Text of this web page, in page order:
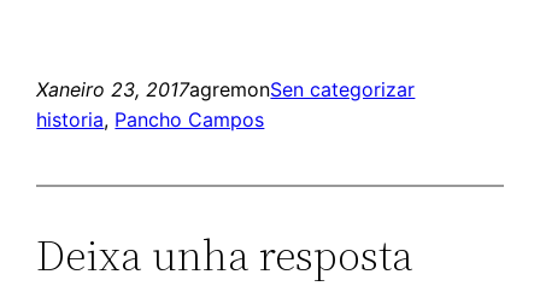
Xaneiro 23, 2017agremonSen categorizar
historia, Pancho Campos
Deixa unha resposta